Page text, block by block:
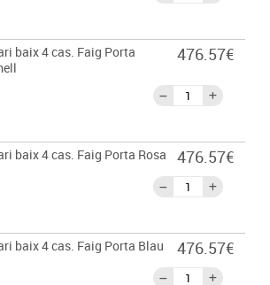
baix 4 cas. Faig Porta
476.57€
baix 4 cas. Faig Porta Rosa
476.57€
baix 4 cas. Faig Porta Blau
476.57€